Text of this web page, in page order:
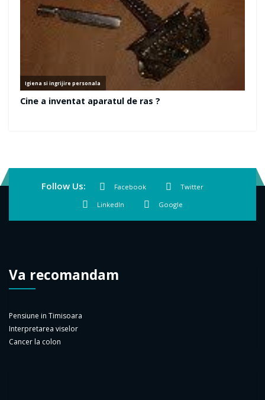
Follow Us: Facebook Twitter
LinkedIn Google
Va recomandam
Pensiune in Timisoara
Interpretarea viselor
Cancer la colon